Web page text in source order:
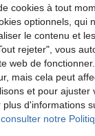
cookies à tout
optionnels, qui
le contenu et
rejeter", vous
web de
mais cela peut
et pour ajuster
d'informations
notre